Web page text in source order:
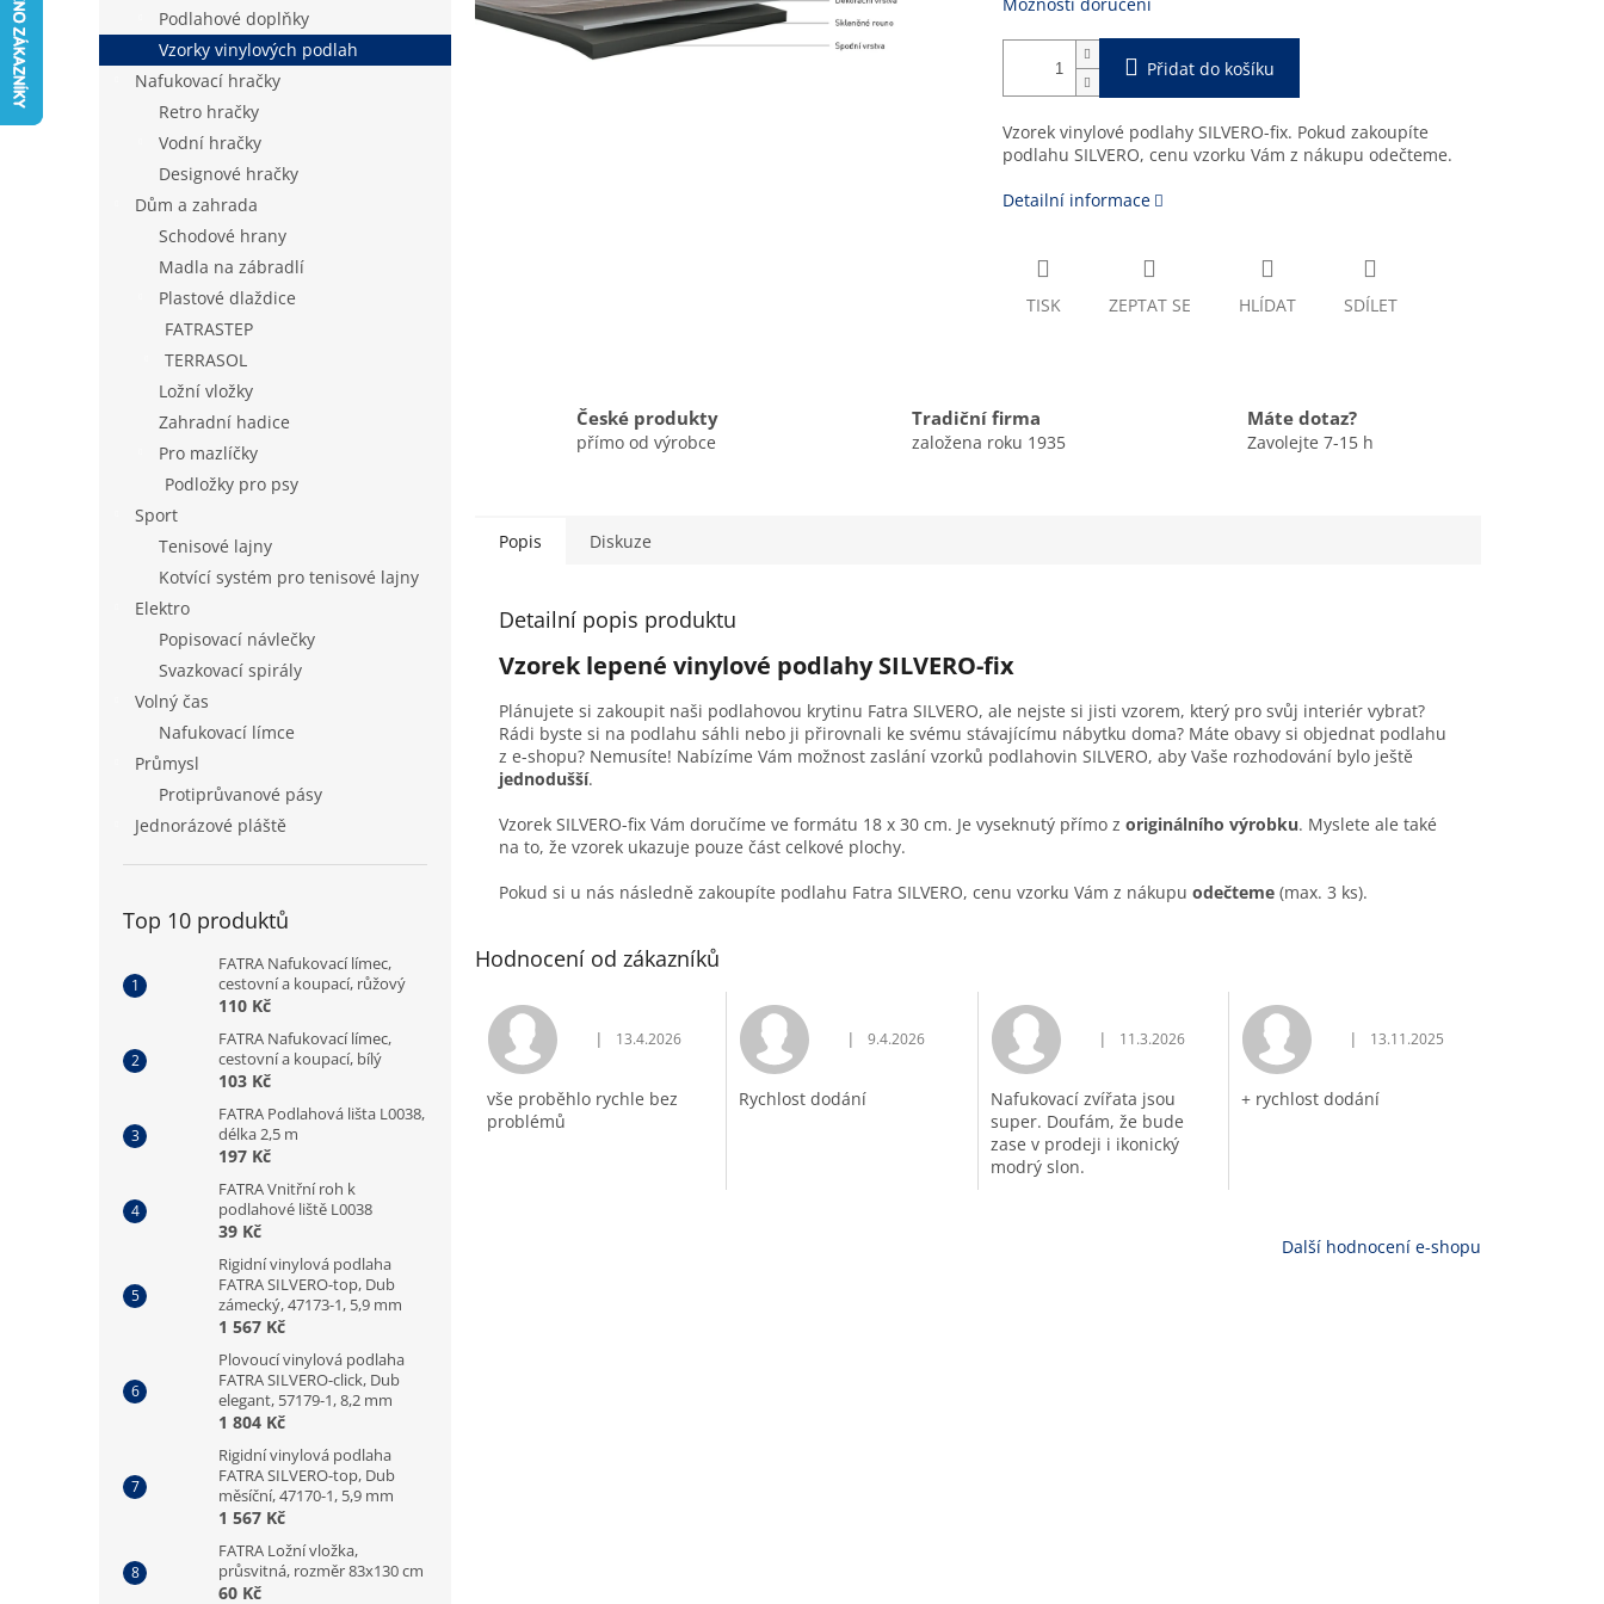
e
l
Podlahové doplňky
Vzorky vinylových podlah
Nafukovací hračky
Retro hračky
Vodní hračky
Designové hračky
Dům a zahrada
Schodové hrany
Madla na zábradlí
Plastové dlaždice
FATRASTEP
TERRASOL
Ložní vložky
Zahradní hadice
Pro mazlíčky
Podložky pro psy
Sport
Tenisové lajny
Kotvící systém pro tenisové lajny
Elektro
Popisovací návlečky
Svazkovací spirály
Volný čas
Nafukovací límce
Průmysl
Protiprůvanové pásy
Jednorázové pláště
Top 10 produktů
FATRA Nafukovací límec,
cestovní a koupací, růžový
110 Kč
FATRA Nafukovací límec,
cestovní a koupací, bílý
103 Kč
FATRA Podlahová lišta L0038,
délka 2,5 m
197 Kč
FATRA Vnitřní roh k
podlahové liště L0038
39 Kč
Rigidní vinylová podlaha
FATRA SILVERO-top, Dub
zámecký, 47173-1, 5,9 mm
1 567 Kč
Plovoucí vinylová podlaha
FATRA SILVERO-click, Dub
elegant, 57179-1, 8,2 mm
1 804 Kč
Rigidní vinylová podlaha
FATRA SILVERO-top, Dub
měsíční, 47170-1, 5,9 mm
1 567 Kč
FATRA Ložní vložka,
průsvitná, rozměr 83x130 cm
60 Kč
Možnosti doručení
Přidat do košíku
Vzorek vinylové podlahy SILVERO-fix. Pokud zakoupíte
podlahu SILVERO, cenu vzorku Vám z nákupu odečteme.
Detailní informace
TISK ZEPTAT SE HLÍDAT SDÍLET
České produkty
přímo od výrobce
Tradiční firma
založena roku 1935
Máte dotaz?
Zavolejte 7-15 h
Popis Diskuze
Detailní popis produktu
Vzorek lepené vinylové podlahy SILVERO-fix
Plánujete si zakoupit naši podlahovou krytinu Fatra SILVERO, ale nejste si jisti vzorem, který pro svůj interiér vybrat?
Rádi byste si na podlahu sáhli nebo ji přirovnali ke svému stávajícímu nábytku doma? Máte obavy si objednat podlahu
z e-shopu? Nemusíte! Nabízíme Vám možnost zaslání vzorků podlahovin SILVERO, aby Vaše rozhodování bylo ještě
jednodušší.
Vzorek SILVERO-fix Vám doručíme ve formátu 18 x 30 cm. Je vyseknutý přímo z originálního výrobku. Myslete ale také
na to, že vzorek ukazuje pouze část celkové plochy.
Pokud si u nás následně zakoupíte podlahu Fatra SILVERO, cenu vzorku Vám z nákupu odečteme (max. 3 ks).
Hodnocení od zákazníků
Hodnocení obchodu je 5 z 5 hvězdiček.
| 13.4.2026
vše proběhlo rychle bez
problémů
Hodnocení obchodu je 5 z 5 hvězdiček.
| 9.4.2026
Rychlost dodání
Hodnocení obchodu je 5 z 5 hvězdiček.
| 11.3.2026
Nafukovací zvířata jsou
super. Doufám, že bude
zase v prodeji i ikonický
modrý slon.
Hodnocení obchodu je 5 z 5
| 13.11.2025
+ rychlost dodání
Další hodnocení e-shopu